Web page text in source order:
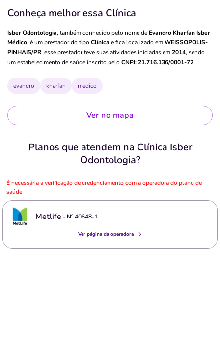
Conheça melhor essa Clínica
Isber Odontologia, também conhecido pelo nome de Evandro Kharfan Isber
Médico, é um prestador do tipo Clínica e fica localizado emWEISSOPOLIS-
PINHAIS/PR, esse prestador teve suas atividades iniciadas em2014, sendo
um estabelecimento de saúde inscrito pelo CNPJ: 21.716.136/0001-72.
evandro kharfan medico
Ver no mapa
Planos que atendem na Clínica Isber
Odontologia?
É necessária a verificação de credenciamento com a operadora do plano de
saúde
Metlife - Nº40648-1
Ver página da operadora